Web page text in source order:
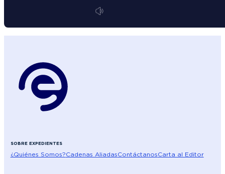
SOBRE EXPEDIENTES
¿Quiénes Somos?Cadenas AliadasContáctanosCarta al Editor